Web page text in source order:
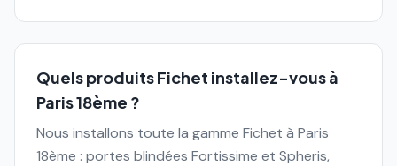
Quels produits Fichet installez-vous à
Paris 18ème ?
Nous installons toute la gamme Fichet à Paris
18ème : portes blindées Fortissime et Spheris,